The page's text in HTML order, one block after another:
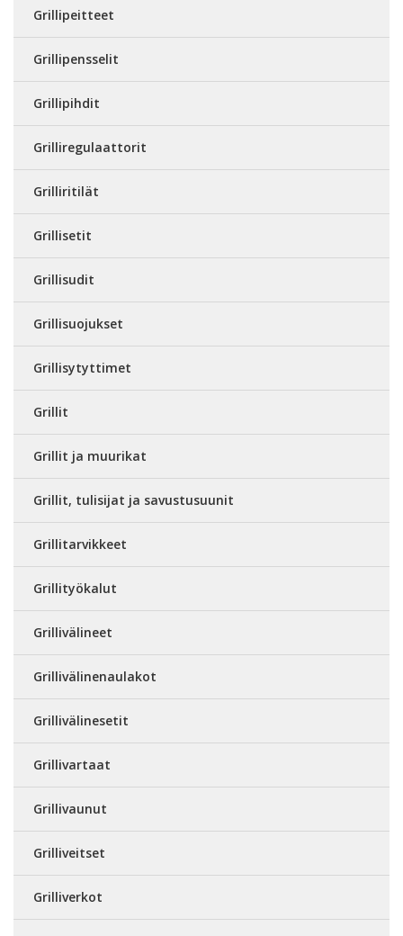
Grillipeitteet
Grillipensselit
Grillipihdit
Grilliregulaattorit
Grilliritilät
Grillisetit
Grillisudit
Grillisuojukset
Grillisytyttimet
Grillit
Grillit ja muurikat
Grillit, tulisijat ja savustusuunit
Grillitarvikkeet
Grillityökalut
Grillivälineet
Grillivälinenaulakot
Grillivälinesetit
Grillivartaat
Grillivaunut
Grilliveitset
Grilliverkot